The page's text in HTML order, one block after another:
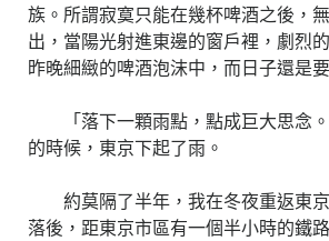
族。所謂寂寞只能在幾杯啤酒之後，
出，當陽光射進東邊的窗戶裡，劇烈
昨晚細緻的啤酒泡沫中，而日子還是
「落下一顆雨點，點成巨大思念。
的時候，東京下起了雨。
約莫隔了半年，我在冬夜重返東京
落後，距東京市區有一個半小時的鐵